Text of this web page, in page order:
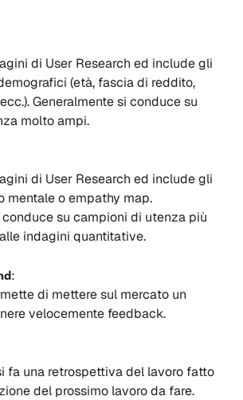
di User Research ed include gli
(età, fascia di reddito,
Generalmente si conduce su
molto ampi.
di User Research ed include gli
mentale o empathy map.
conduce su campioni di utenza più
indagini quantitative.
:
di mettere sul mercato un
velocemente feedback.
fa una retrospettiva del lavoro fatto
del prossimo lavoro da fare.